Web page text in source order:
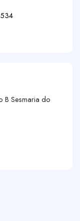
B Sesmaria do